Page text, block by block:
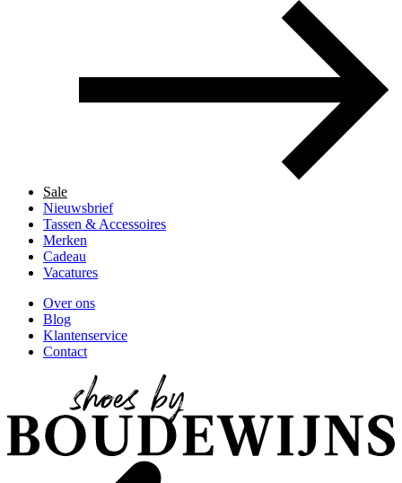
Sale
Nieuwsbrief
Tassen & Accessoires
Merken
Cadeau
Vacatures
Over ons
Blog
Klantenservice
Contact